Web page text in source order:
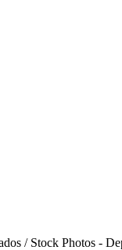
/ Stock Photos -